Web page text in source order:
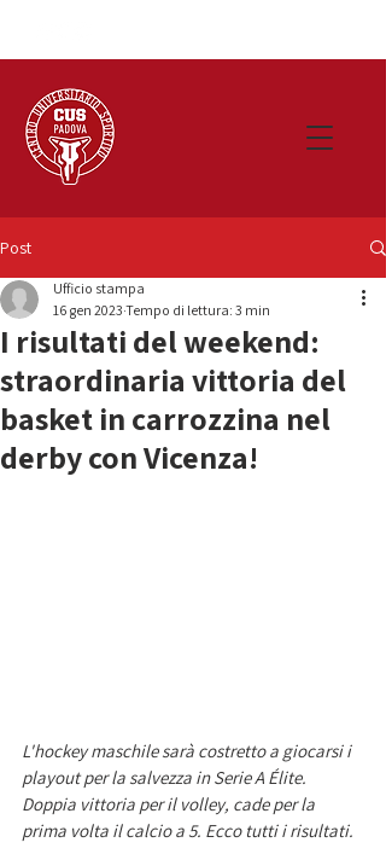
Post
I risultati del weekend:
straordinaria vittoria del
basket in carrozzina nel
derby con Vicenza!
Ufficio stampa
16 gen 2023 Tempo di lettura: 3 min
L'hockey maschile sarà costretto a giocarsi i
playout per la salvezza in Serie A Élite.
Doppia vittoria per il volley, cade per la
prima volta il calcio a 5. Ecco tutti i risultati.